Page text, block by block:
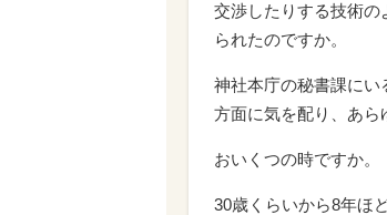
交渉したりする技術の
られたのですか。
神社本庁の秘書課にい
方面に気を配り、あら
おいくつの時ですか。
30歳くらいから8年ほ